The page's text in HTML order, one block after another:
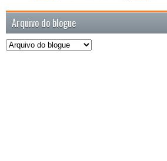
Arquivo do blogue